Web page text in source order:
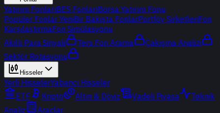
Yatırım FonlarıBES FonlarıBorsa Yatırım Fonu
Popüler Fonlar YeniBir Bakışta FonlarPortföy ŞirketleriFon
KarşılaştırmaFon Simülasyonu
Akıllı Para Sinyali
Ters Fon Arama
Çakışma Analizi
Sektör Rotasyonu
Hisseler
Yerli HisselerYabancı Hisseler
ETF
Kripto Altın & Döviz Vadeli Piyasa
Teknik
Analiz
Araçlar